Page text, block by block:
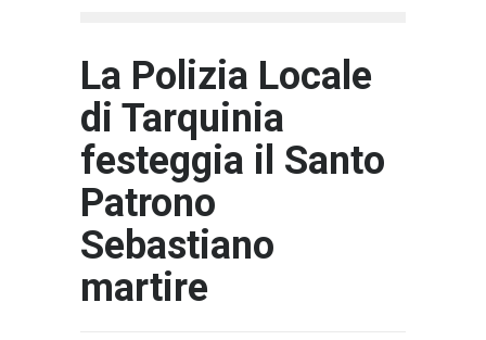
La Polizia Locale
di Tarquinia
festeggia il Santo
Patrono
Sebastiano
martire